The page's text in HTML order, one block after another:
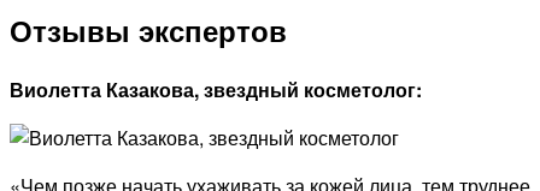
Отзывы экспертов
Виолетта Казакова, звездный косметолог: